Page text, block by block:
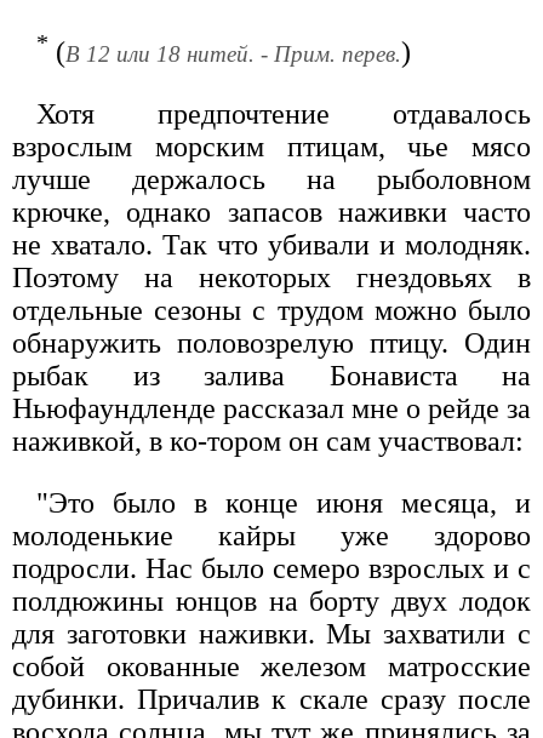
* (В 12 или 18 нитей. - Прим. перев.)
Хотя предпочтение отдавалось
взрослым морским птицам, чье мясо
лучше держалось на рыболовном
крючке, однако запасов наживки часто
не хватало. Так что убивали и молодняк.
Поэтому на некоторых гнездовьях в
отдельные сезоны с трудом можно было
обнаружить половозрелую птицу. Один
рыбак из залива Бонависта на
Ньюфаундленде рассказал мне о рейде за
наживкой, в ко-тором он сам участвовал:
"Это было в конце июня месяца, и
молоденькие кайры уже здорово
подросли. Нас было семеро взрослых и с
полдюжины юнцов на борту двух лодок
для заготовки наживки. Мы захватили с
собой окованные железом матросские
дубинки. Причалив к скале сразу после
восхода солнца, мы тут же принялись за